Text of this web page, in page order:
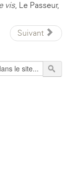
vis, Le Passeur,
Suivant